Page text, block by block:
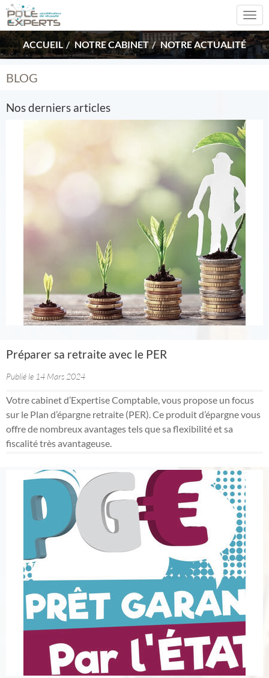
ACCUEIL
NOTRE CABINET NOTRE ACTUALITÉ
BLOG
Nos derniers articles
Préparer sa retraite avec le PER
Publié le 14 Mars 2024
Votre cabinet d’Expertise Comptable, vous propose un focus
sur le Plan d’épargne retraite (PER). Ce produit d’épargne vous
offre de nombreux avantages tels que sa flexibilité et sa
fiscalité très avantageuse.